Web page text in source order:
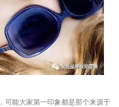
可能大家第一印象都是那个来源于